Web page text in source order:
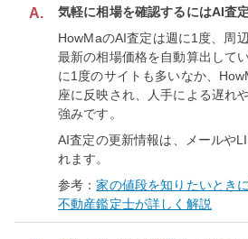
A.
気軽に相場を確認するにはAI査
HowMaのAI査定は週に1度、周
最新の相場価格を自動算出して
に1度のサイトも多いなか、
座に反映され、人手による遅れ
強みです。
AI査定の更新情報は、メールや
れます。
参考：家の値段を知りたいとき
不動産鑑定士が詳しく解説